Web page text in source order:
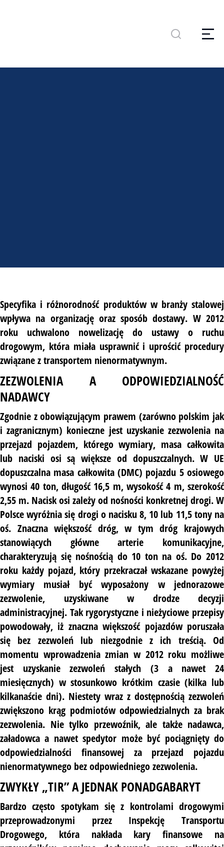
Specyfika i różnorodność produktów w branży stalowej
wpływa na organizację oraz sposób dostawy. W 2012
roku uchwalono nowelizację do ustawy o ruchu
drogowym, która miała usprawnić i uprościć procedury
związane z transportem nienormatywnym.
ZEZWOLENIA A ODPOWIEDZIALNOŚĆ
NADAWCY
Zgodnie z obowiązującym prawem (zarówno polskim jak
i zagranicznym) konieczne jest uzyskanie zezwolenia na
przejazd pojazdem, którego wymiary, masa całkowita
lub naciski osi są większe od dopuszczalnych. W UE
dopuszczalna masa całkowita (DMC) pojazdu 5 osiowego
wynosi 40 ton, długość 16,5 m, wysokość 4 m, szerokość
2,55 m. Nacisk osi zależy od nośności konkretnej drogi. W
Polsce wyróżnia się drogi o nacisku 8, 10 lub 11,5 tony na
oś. Znaczna większość dróg, w tym dróg krajowych
stanowiących główne arterie komunikacyjne,
charakteryzują się nośnością do 10 ton na oś. Do 2012
roku każdy pojazd, który przekraczał wskazane powyżej
wymiary musiał być wyposażony w jednorazowe
zezwolenie, uzyskiwane w drodze decyzji
administracyjnej. Tak rygorystyczne i nieżyciowe przepisy
powodowały, iż znaczna większość pojazdów poruszała
się bez zezwoleń lub niezgodnie z ich treścią. Od
momentu wprowadzenia zmian w 2012 roku możliwe
jest uzyskanie zezwoleń stałych (3 a nawet 24
miesięcznych) w stosunkowo krótkim czasie (kilka lub
kilkanaście dni). Niestety wraz z dostępnością zezwoleń
zwiększono krąg podmiotów odpowiedzialnych za brak
zezwolenia. Nie tylko przewoźnik, ale także nadawca,
załadowca a nawet spedytor może być pociągnięty do
odpowiedzialności finansowej za przejazd pojazdu
nienormatywnego bez odpowiedniego zezwolenia.
ZWYKŁY „TIR” A JEDNAK PONADGABARYT
Bardzo często spotykam się z kontrolami drogowymi
przeprowadzonymi przez Inspekcję Transportu
Drogowego, która nakłada kary finansowe na